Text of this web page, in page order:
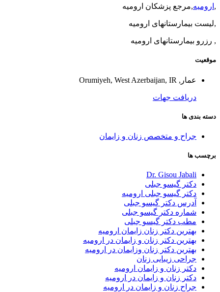
ارومیه,مرجع پزشکان ارومیه
,لیست بیمارستانهای ارومیه
, رزرو بیمارستانهای ارومیه
موقعیت
عمار, Orumiyeh, West Azerbaijan, IR
دریافت جهات
دسته بندی ها
جراح و متخصص زنان و زایمان
برچسب ها
Dr. Gisou Jabali
دکتر گیسو جبلی
دکتر گیسو جبلی ارومیه
آدرس دکتر گیسو جبلی
شماره دکتر گیسو جبلی
مطب دکتر گیسو جبلی
بهترین دکتر زنان زایمان ارومیه
بهترین دکتر زنان و زایمان در ارومیه
بهترین دکتر زنان وزایمان در ارومیه
جراحی زیبایی زنان
دکتر زنان و زایمان ارومیه
دکتر زنان و زایمان در ارومیه
جراح زنان و زایمان در ارومیه